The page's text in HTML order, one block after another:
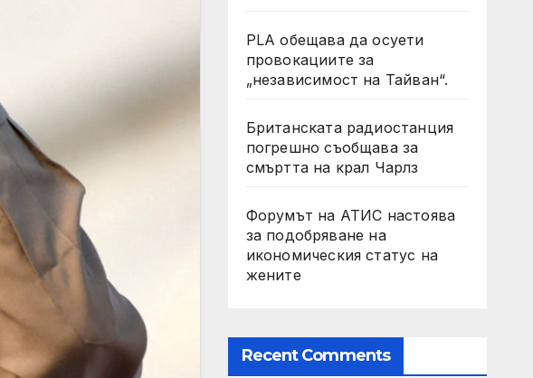
PLA обещава да осуети
провокациите за
„независимост на Тайван“.
Британската радиостанция
погрешно съобщава за
смъртта на крал Чарлз
Форумът на АТИС настоява
за подобряване на
икономическия статус на
жените
Recent Comments